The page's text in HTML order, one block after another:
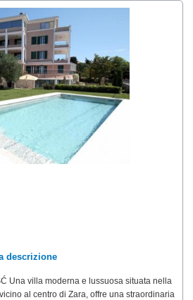
descrizione
Una villa moderna e lussuosa situata nella
al centro di Zara, offre una straordinaria